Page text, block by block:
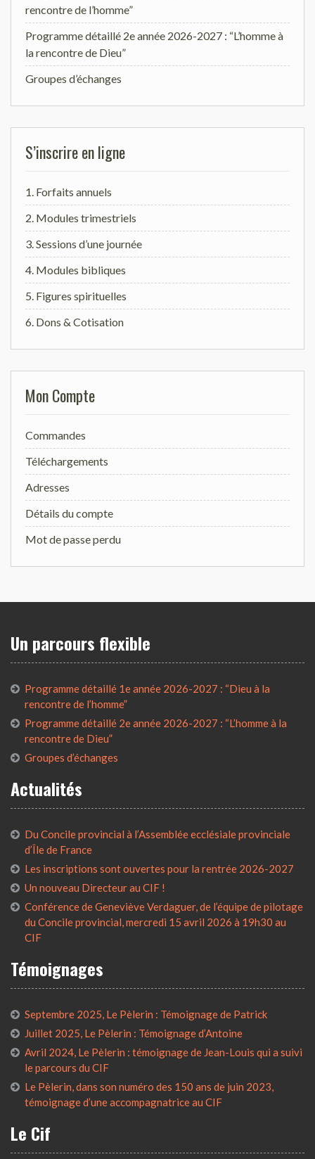
rencontre de l’homme”
Programme détaillé 2e année 2026-2027 : “L’homme à
la rencontre de Dieu”
Groupes d’échanges
S’inscrire en ligne
1. Forfaits annuels
2. Modules trimestriels
3. Sessions d’une journée
4. Modules bibliques
5. Figures spirituelles
6. Dons & Cotisation
Mon Compte
Commandes
Téléchargements
Adresses
Détails du compte
Mot de passe perdu
Un parcours flexible
Programme détaillé 1e année 2026-2027 : “Dieu à la
rencontre de l’homme”
Programme détaillé 2e année 2026-2027 : “L’homme à la
rencontre de Dieu”
Groupes d’échanges
Actualités
Du Concile provincial à l’Assemblée ecclésiale provinciale
d’Île de France
Les inscriptions sont ouvertes pour la rentrée 2026-2027
Un nouveau Directeur au CIF !
Conférence de Geneviève Verdaguer, de l’équipe de pilotage
du Concile provincial, mercredi 15 avril 2026 à 19h30 au
CIF
Témoignages
Septembre 2025, Le Pèlerin : Témoignage de Patrick
Juillet 2025, Le Pèlerin : Témoignage d’Antoine
Avril 2024, Le Pèlerin : témoignage de Jean-Louis qui a suivi
le parcours du CIF
Le Pèlerin, dans son numéro des 150 ans de juin 2023,
témoignage d’une accompagnatrice au CIF
Le Cif